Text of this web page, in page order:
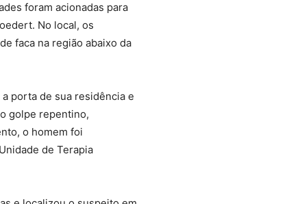
foram acionadas para
No local, os
faca na região abaixo da
porta de sua residência e
golpe repentino,
o homem foi
de Terapia